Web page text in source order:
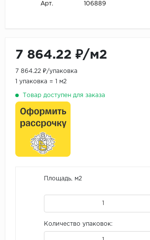
Арт. 106889
7 864.22 ₽/м2
7 864.22 ₽/упаковка
1 упаковка = 1 м2
Товар доступен для заказа
Площадь, м2
Количество упаковок: